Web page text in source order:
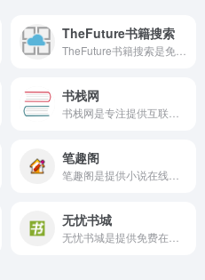
TheFuture书籍搜索
书栈网
笔趣阁
无忧书城